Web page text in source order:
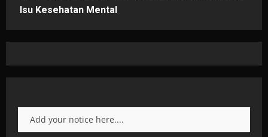
Isu Kesehatan Mental
Add your notice here....